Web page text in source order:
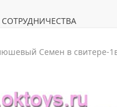
Семен в свитере-